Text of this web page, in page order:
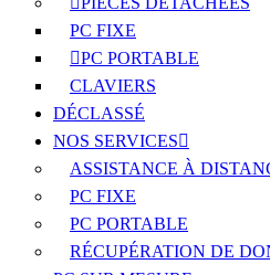
PC FIXE
PC PORTABLE
CLAVIERS
DÉCLASSÉ
NOS SERVICES
ASSISTANCE À
PC FIXE
PC PORTABLE
RÉCUPÉRATION DE